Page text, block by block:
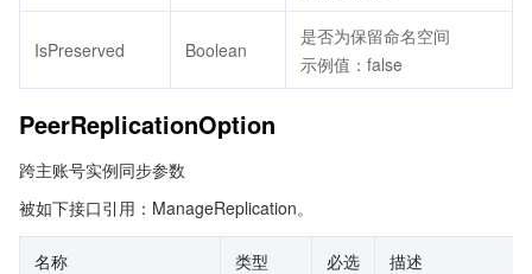
IsPreserved Boolean
是否为保留命名空间
示例值：false
PeerReplicationOption
跨主账号实例同步参数
被如下接口引用：ManageReplication。
名称 类型 必选 描述